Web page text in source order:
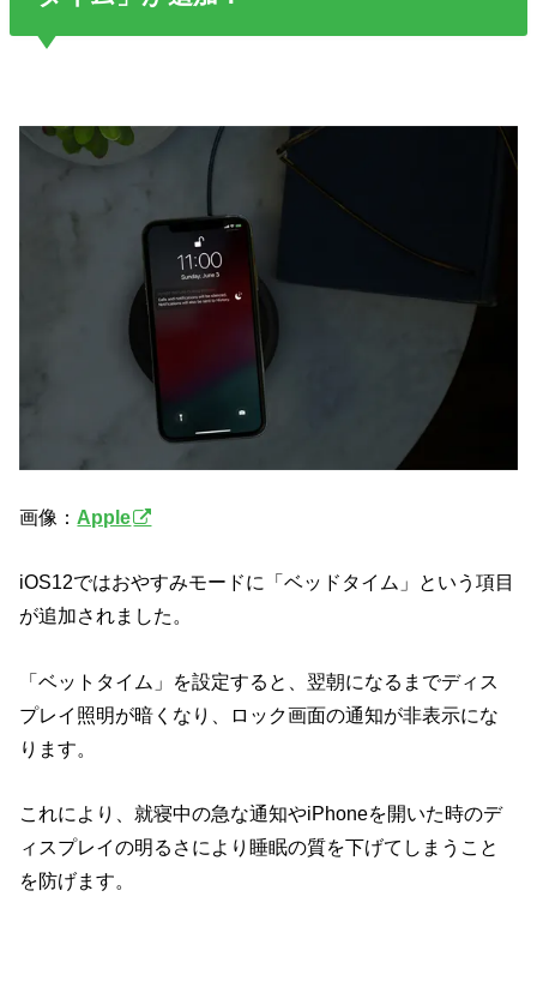
画像： Apple
iOS12ではおやすみモードに「ベッドタイム」という項目
が追加されました。
「ベットタイム」を設定すると、翌朝になるまでディス
プレイ照明が暗くなり、ロック画面の通知が非表示にな
ります。
これにより、就寝中の急な通知やiPhoneを開いた時のデ
ィスプレイの明るさにより睡眠の質を下げてしまうこと
を防げます。